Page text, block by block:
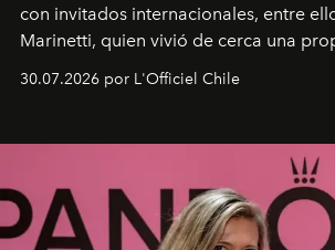
con invitados internacionales, entre
Marinetti, quien vivió de cerca una
fusiona moda y rendimiento.
30.07.2026 por L'Officiel Chile